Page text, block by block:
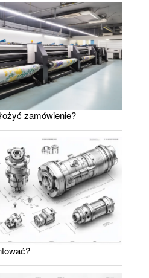
zamówienie?